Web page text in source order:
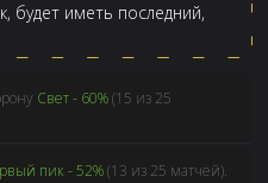
будет иметь последний,
Свет - 60%(15 из 25
пик - 52%(13 из 25 матчей).